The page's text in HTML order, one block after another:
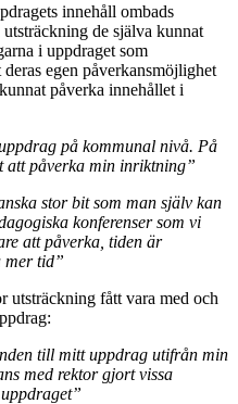
innehåll ombads
de själva kunnat
i uppdraget som
egen påverkansmöjlighet
påverka innehållet i
på kommunal nivå. På
att påverka min inriktning”
stor bit som man själv kan
konferenser som vi
att påverka, tiden är
mer tid”
utsträckning fått vara med och
till mitt uppdrag utifrån min
med rektor gjort vissa